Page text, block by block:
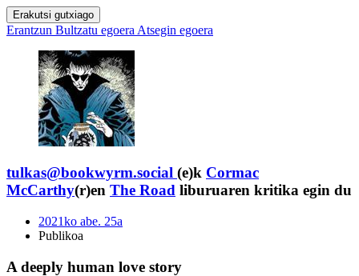
Erakutsi gutxiago
Erantzun Bultzatu egoera Atsegin egoera
tulkas@bookwyrm.social (e)k Cormac
McCarthy(r)en The Road liburuaren kritika egin du
2021ko abe. 25a
Publikoa
A deeply human love story